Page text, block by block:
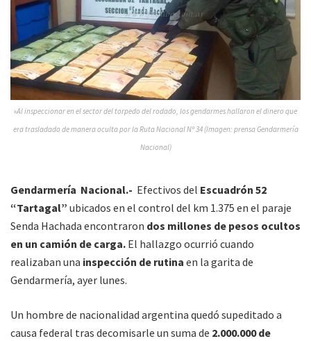
»Al inspeccionar en el sector del torpedo del rodado, los gendarmes hallaron el dinero que
era trasladado de manera oculta por la Ruta Nacional Nº 34 (Imagen: prensa Gendarmería
Nacional)
Gendarmería Nacional.- Efectivos del Escuadrón 52
“Tartagal” ubicados en el control del km 1.375 en el paraje
Senda Hachada encontraron dos millones de pesos ocultos
en un camión de carga. El hallazgo ocurrió cuando
realizaban una inspección de rutina en la garita de
Gendarmería, ayer lunes.
Un hombre de nacionalidad argentina quedó supeditado a
causa federal tras decomisarle un suma de 2.000.000 de